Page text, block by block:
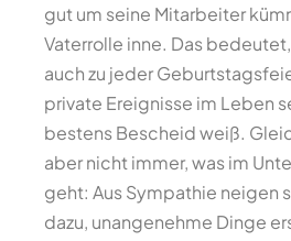
gut um seine Mitarbeiter
Vaterrolle inne. Das
auch zu jeder
private Ereignisse im Leben
bestens Bescheid weiß.
aber nicht immer, was im
geht: Aus Sympathie neigen
dazu, unangenehme Dinge